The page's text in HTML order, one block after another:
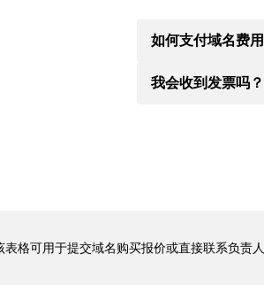
如何支付域名费
达成协议后，房
我会收到发票吗？
表格可用于提交域名购买报价或直接联系负责